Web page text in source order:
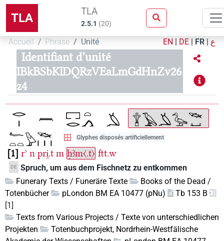
TLA TLA
2.5.1 (20)
Accueil Phrase Unité EN | DE | FR | ع
Identifiant d’unité
IBkBSbKlDQRzVEaLmGdHnZv26
z4
Glyphes disposés artificiellement
1 rʾ n pri̯.t m ḥꜣm〈.t〉 ftt.w
DE Spruch, um aus dem Fischnetz zu entkommen
Funerary Texts / Funeräre Texte
Books of the Dead /
Totenbücher
pLondon BM EA 10477 (pNu)
Tb 153 B
[1]
Texts from Various Projects / Texte von unterschiedlichen
Projekten
Totenbuchprojekt, Nordrhein-Westfälische